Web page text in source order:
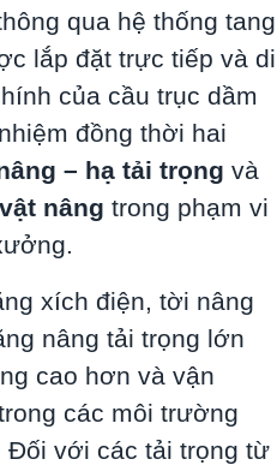
qua hệ thống tang
lắp đặt trực tiếp và di
của cầu trục dầm
đồng thời hai
– hạ tải trọng và
nâng trong phạm vi
xích điện, tời nâng
nâng tải trọng lớn
cao hơn và vận
các môi trường
Đối với các tải trọng từ